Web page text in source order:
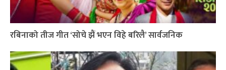
रबिनाको तीज गीत ‘सोचे झैं भएन विहे बरिलै’ सार्वजनिक